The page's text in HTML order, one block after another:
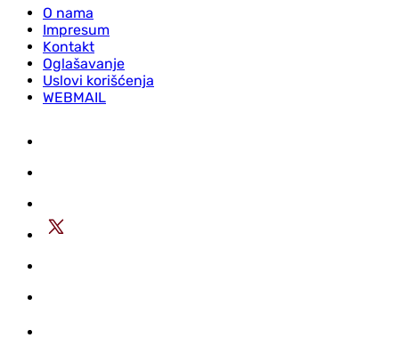
O nama
Impresum
Kontakt
Oglašavanje
Uslovi korišćenja
WEBMAIL